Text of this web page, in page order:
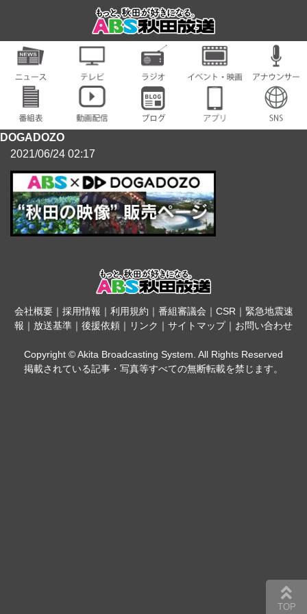
DOGADOZO
2021/06/24 02:17
会社概要｜ 採用情報 ｜ 利用規約 ｜ 番組審議会 ｜ CSR｜ 緊急地震速
報 ｜ 放送基準 ｜ 後援依頼 ｜ リンク ｜ サイトマップ｜ お問い合わせ
Copyright © Akita Broadcasting System. All Rights Reserved
掲載されている記事・写真等すべての無断転載を禁じます。